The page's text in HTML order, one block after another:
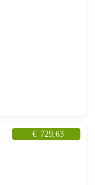
€ 729,63